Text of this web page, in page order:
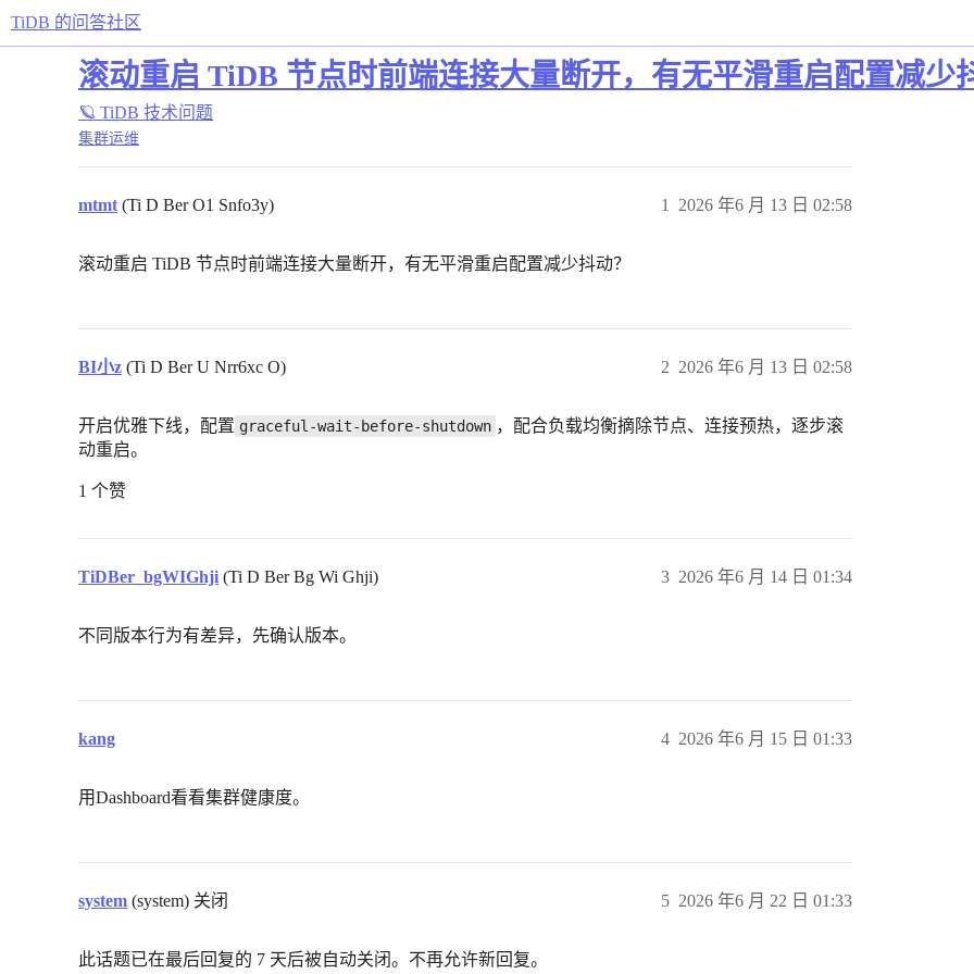
TiDB 的问答社区
滚动重启 TiDB 节点时前端连接大量断开，有无平滑重启配置减少
🪐 TiDB 技术问题
集群运维
mtmt (Ti D Ber O1 Snfo3y) 2026 年6 月 13 日 02:58
1
滚动重启 TiDB 节点时前端连接大量断开，有无平滑重启配置减少抖动？
BI小z (Ti D Ber U Nrr6xc O) 2026 年6 月 13 日 02:58
2
开启优雅下线，配置 graceful-wait-before-shutdown ，配合负载均衡摘除节点、连接预热，逐步滚
动重启。
1 个赞
TiDBer_bgWIGhji (Ti D Ber Bg Wi Ghji) 2026 年6 月 14 日 01:34
3
不同版本行为有差异，先确认版本。
kang 2026 年6 月 15 日 01:33
4
用Dashboard看看集群健康度。
system (system) 关闭 2026 年6 月 22 日 01:33
5
此话题已在最后回复的 7 天后被自动关闭。不再允许新回复。